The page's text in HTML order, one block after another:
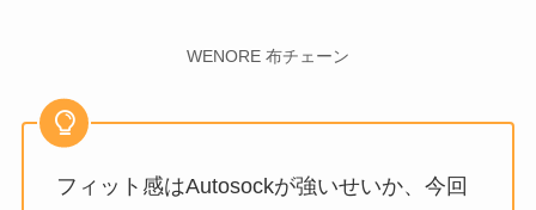
WENORE 布チェーン
フィット感はAutosockが強いせいか、今回